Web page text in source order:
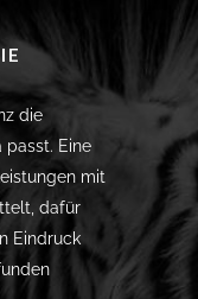
die
passt. Eine
mit
dafür
Eindruck